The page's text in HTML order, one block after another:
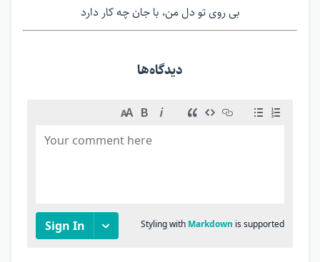
بی روی تو دل من، با جان چه کار دارد
دیدگاه‌ها